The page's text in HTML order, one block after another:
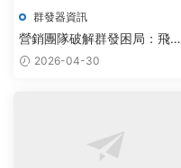
群發器資訊
營銷團隊破解群發困局：飛機
協議機器人公司推出智能群發
2026-04-30